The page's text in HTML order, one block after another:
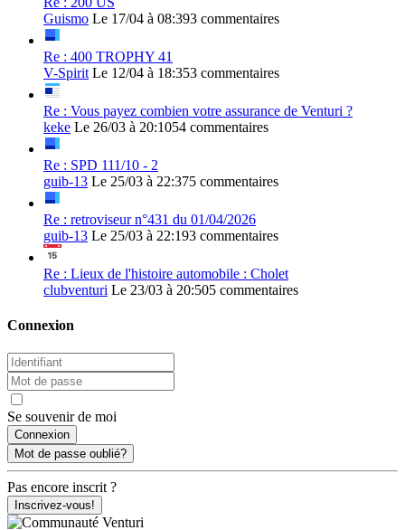
Guismo Le 17/04 à 08:393 commentaires
Re : 400 TROPHY 41
V-Spirit Le 12/04 à 18:353 commentaires
Re : Vous payez combien votre assurance de Venturi ?
keke Le 26/03 à 20:1054 commentaires
Re : SPD 111/10 - 2
guib-13 Le 25/03 à 22:375 commentaires
Re : retroviseur n°431 du 01/04/2026
guib-13 Le 25/03 à 22:193 commentaires
Re : Lieux de l'histoire automobile : Cholet
clubventuri Le 23/03 à 20:505 commentaires
Connexion
Se souvenir de moi
Mot de passe oublié?
Pas encore inscrit ?
Inscrivez-vous!